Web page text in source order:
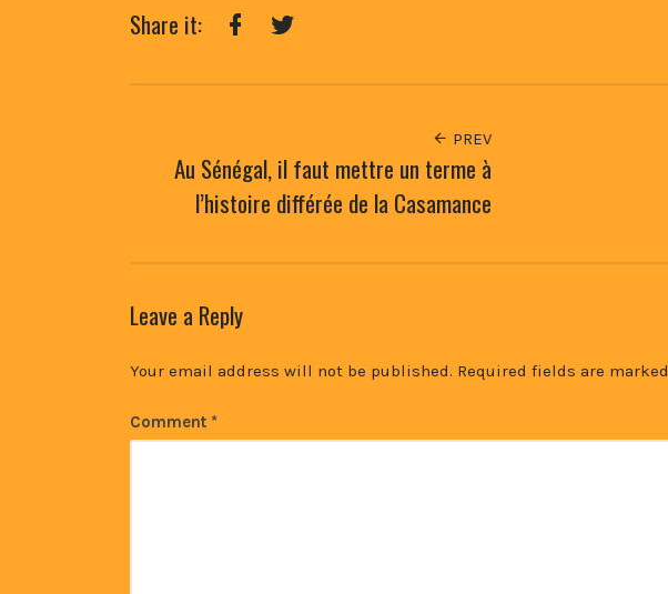
Share it:
PREV
Au Sénégal, il faut mettre un terme à
l’histoire différée de la Casamance
Leave a Reply
Your email address will not be published. Required fields are marked
Comment *